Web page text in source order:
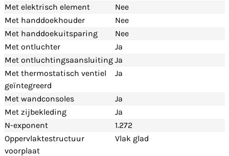
Met elektrisch element
Nee
Met handdoekhouder
Nee
Met handdoekuitsparing
Nee
Met ontluchter
Ja
Met ontluchtingsaansluiting Ja
Met thermostatisch ventiel
geïntegreerd
Ja
Met wandconsoles
Ja
Met zijbekleding
Ja
N-exponent
1.272
Oppervlaktestructuur
voorplaat
Vlak glad